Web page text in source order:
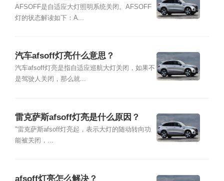
AFSOFF是自适应大灯照明系统关闭。AFSOFF
灯的状态解读如下：A...
汽车afsoff灯亮什么意思？
汽车afsoff灯亮是指自适应巡航大灯关闭，如果不
是驾驶人关闭，那么就...
雷克萨斯afsoff灯亮是什么原因？
"雷克萨斯afsoff灯亮起，表示大灯的随动转向功
能被关闭，...
afsoff灯亮怎么解决？